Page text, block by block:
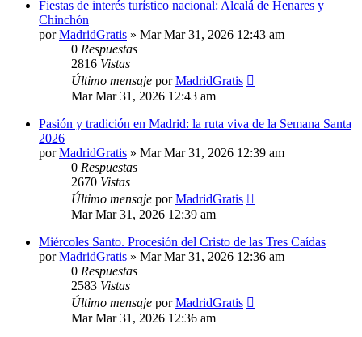
Fiestas de interés turístico nacional: Alcalá de Henares y
Chinchón
porMadridGratis » Mar Mar 31, 2026 12:43 am
0 Respuestas
2816 Vistas
Último mensaje porMadridGratis
Mar Mar 31, 2026 12:43 am
Pasión y tradición en Madrid: la ruta viva de la Semana Santa
2026
porMadridGratis » Mar Mar 31, 2026 12:39 am
0 Respuestas
2670 Vistas
Último mensaje porMadridGratis
Mar Mar 31, 2026 12:39 am
Miércoles Santo. Procesión del Cristo de las Tres Caídas
porMadridGratis » Mar Mar 31, 2026 12:36 am
0 Respuestas
2583 Vistas
Último mensaje porMadridGratis
Mar Mar 31, 2026 12:36 am